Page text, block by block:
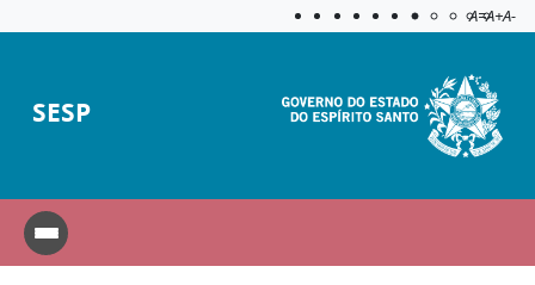
Aplicar
A=A+A-
SESP